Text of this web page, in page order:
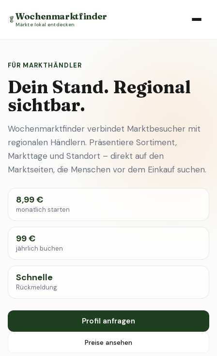
🥬Wochenmarktfinder
Märkte lokal entdecken
FÜR MARKTHÄNDLER
Dein Stand. Regional
sichtbar.
Wochenmarktfinder verbindet Marktbesucher mit
regionalen Händlern. Präsentiere Sortiment,
Markttage und Standort – direkt auf den
Marktseiten, die Menschen vor dem Einkauf suchen.
8,99 €
monatlich starten
99 €
jährlich buchen
Schnelle
Rückmeldung
Profil anfragen
Preise ansehen